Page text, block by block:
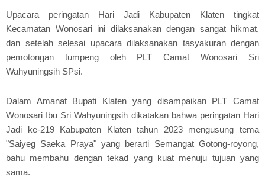
Upacara peringatan Hari Jadi Kabupaten Klaten tingkat
Kecamatan Wonosari ini dilaksanakan dengan sangat hikmat,
dan setelah selesai upacara dilaksanakan tasyakuran dengan
pemotongan tumpeng oleh PLT Camat Wonosari Sri
Wahyuningsih SPsi.
Dalam Amanat Bupati Klaten yang disampaikan PLT Camat
Wonosari Ibu Sri Wahyuningsih dikatakan bahwa peringatan Hari
Jadi ke-219 Kabupaten Klaten tahun 2023 mengusung tema
"Saiyeg Saeka Praya" yang berarti Semangat Gotong-royong,
bahu membahu dengan tekad yang kuat menuju tujuan yang
sama.